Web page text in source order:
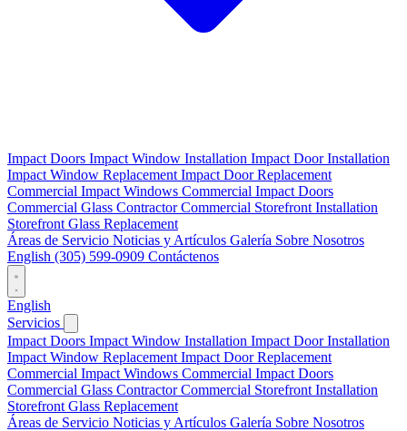
Impact Doors Impact Window Installation Impact Door Installation
Impact Window Replacement Impact Door Replacement
Commercial Impact Windows Commercial Impact Doors
Commercial Glass ContractorCommercial Storefront Installation
Storefront Glass Replacement
Áreas de Servicio Noticias y Artículos Galería Sobre Nosotros
English (305) 599-0909 Contáctenos
English
Servicios
Impact Doors Impact Window Installation Impact Door Installation
Impact Window Replacement Impact Door Replacement
Commercial Impact Windows Commercial Impact Doors
Commercial Glass ContractorCommercial Storefront Installation
Storefront Glass Replacement
Áreas de Servicio Noticias y Artículos Galería Sobre Nosotros